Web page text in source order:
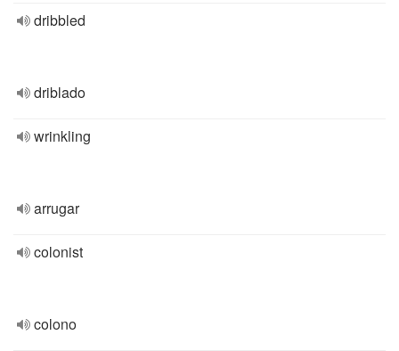
dribbled
driblado
wrinkling
arrugar
colonist
colono